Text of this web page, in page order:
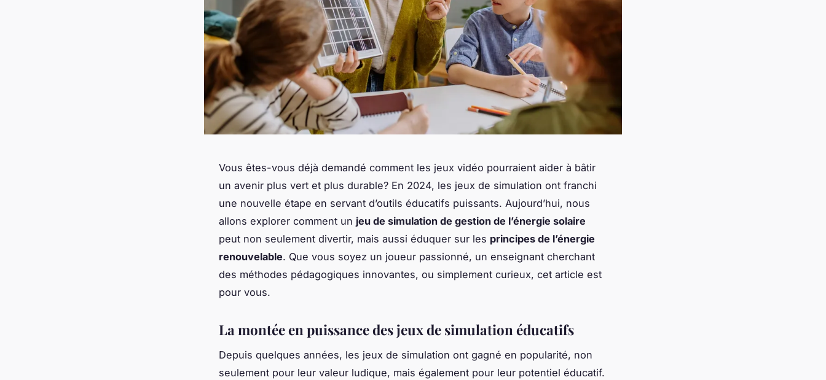
Vous êtes-vous déjà demandé comment les jeux vidéo pourraient aider à bâtir
un avenir plus vert et plus durable? En 2024, les jeux de simulation ont franchi
une nouvelle étape en servant d’outils éducatifs puissants. Aujourd’hui, nous
allons explorer comment un jeu de simulation de gestion de l’énergie solaire
peut non seulement divertir, mais aussi éduquer sur les principes de l’énergie
renouvelable. Que vous soyez un joueur passionné, un enseignant cherchant
des méthodes pédagogiques innovantes, ou simplement curieux, cet article est
pour vous.
La montée en puissance des jeux de simulation éducatifs
Depuis quelques années, les jeux de simulation ont gagné en popularité, non
seulement pour leur valeur ludique, mais également pour leur potentiel éducatif.